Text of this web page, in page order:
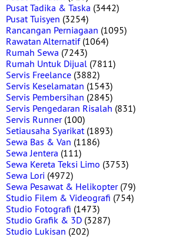
Pusat Tadika & Taska (3442)
Pusat Tuisyen (3254)
Rancangan Perniagaan (1095)
Rawatan Alternatif(1064)
Rumah Sewa (7243)
Rumah Untuk Dijual (7811)
Servis Freelance (3882)
Servis Keselamatan (1543)
Servis Pembersihan (2845)
Servis Pengedaran Risalah (831)
Servis Runner(100)
Setiausaha Syarikat(1893)
Sewa Bas & Van (1186)
Sewa Jentera (111)
Sewa Kereta Teksi Limo (3753)
Sewa Lori (4972)
Sewa Pesawat & Helikopter(79)
Studio Filem & Videografi (754)
Studio Fotografi (1473)
Studio Grafik & 3D (3287)
Studio Lukisan (202)